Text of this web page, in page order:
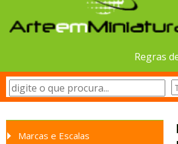
Regras
Marcas e Escalas